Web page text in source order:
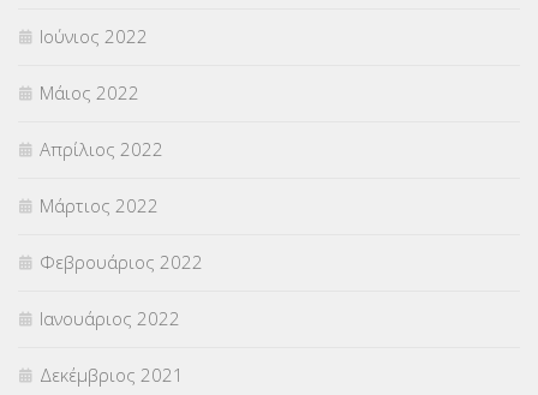
Ιούνιος 2022
Μάιος 2022
Απρίλιος 2022
Μάρτιος 2022
Φεβρουάριος 2022
Ιανουάριος 2022
Δεκέμβριος 2021